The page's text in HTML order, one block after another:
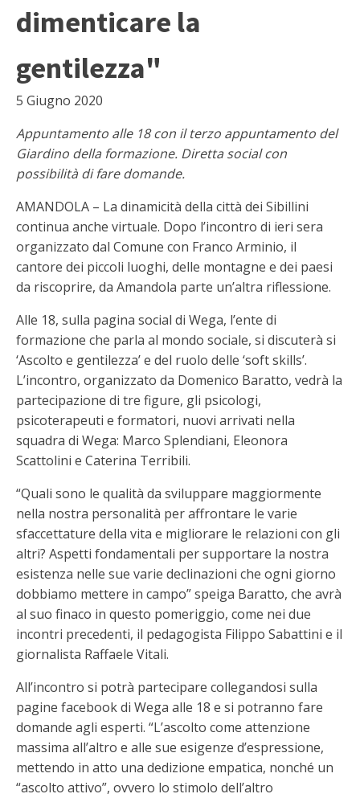
dimenticare la
gentilezza"
5 Giugno 2020
Appuntamento alle 18 con il terzo appuntamento del
Giardino della formazione. Diretta social con
possibilità di fare domande.
AMANDOLA – La dinamicità della città dei Sibillini
continua anche virtuale. Dopo l’incontro di ieri sera
organizzato dal Comune con Franco Arminio, il
cantore dei piccoli luoghi, delle montagne e dei paesi
da riscoprire, da Amandola parte un’altra riflessione.
Alle 18, sulla pagina social di Wega, l’ente di
formazione che parla al mondo sociale, si discuterà si
‘Ascolto e gentilezza’ e del ruolo delle ‘soft skills’.
L’incontro, organizzato da Domenico Baratto, vedrà la
partecipazione di tre figure, gli psicologi,
psicoterapeuti e formatori, nuovi arrivati nella
squadra di Wega: Marco Splendiani, Eleonora
Scattolini e Caterina Terribili.
“Quali sono le qualità da sviluppare maggiormente
nella nostra personalità per affrontare le varie
sfaccettature della vita e migliorare le relazioni con gli
altri? Aspetti fondamentali per supportare la nostra
esistenza nelle sue varie declinazioni che ogni giorno
dobbiamo mettere in campo” speiga Baratto, che avrà
al suo finaco in questo pomeriggio, come nei due
incontri precedenti, il pedagogista Filippo Sabattini e il
giornalista Raffaele Vitali.
All’incontro si potrà partecipare collegandosi sulla
pagine facebook di Wega alle 18 e si potranno fare
domande agli esperti. “L’ascolto come attenzione
massima all’altro e alle sue esigenze d’espressione,
mettendo in atto una dedizione empatica, nonché un
“ascolto attivo”, ovvero lo stimolo dell’altro